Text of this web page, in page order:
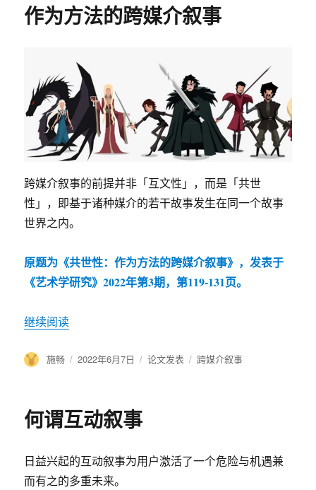
作为方法的跨媒介叙事
跨媒介叙事的前提并非「互文性」，而是「共世
性」，即基于诸种媒介的若干故事发生在同一个故事
世界之内。
原题为《共世性：作为方法的跨媒介叙事》，发表于
《艺术学研究》2022年第3期，第119-131页。
继续阅读
作
施畅
发
2022年6月7日
分
论文发表
标
跨媒介叙事
何谓互动叙事
日益兴起的互动叙事为用户激活了一个危险与机遇兼
而有之的多重未来。